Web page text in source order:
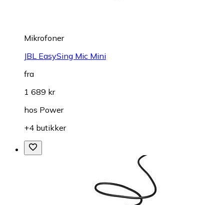
Mikrofoner
JBL EasySing Mic Mini
fra
1 689 kr
hos Power
+4 butikker